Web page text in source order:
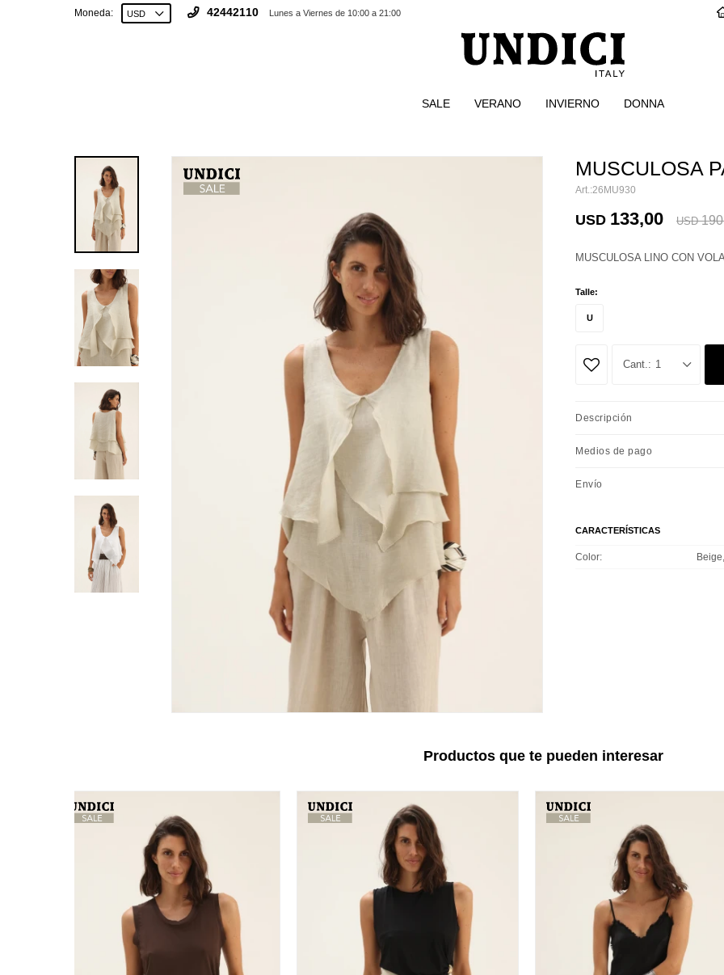
SALE VERANO INVIERNO DONNA
42442110 Lunes a Viernes de 10:00 a 21:00
Moneda:
MUSCULOSA
26MU930
USD 133,00 USD
MUSCULOSA LINO CON
Talle:
U
1
Descripción
Medios de pago
Envío
CARACTERÍSTICAS
Color
Productos que te pueden interesar